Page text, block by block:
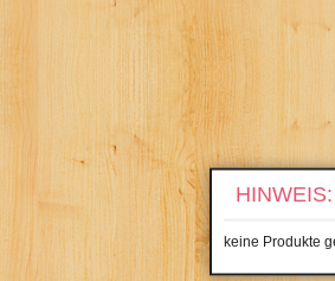
HINWEIS:
keine Produkte